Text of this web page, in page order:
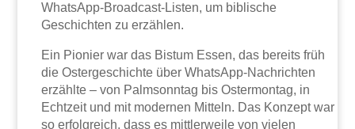
WhatsApp-Broadcast-Listen, um biblische
Geschichten zu erzählen.
Ein Pionier war das Bistum Essen, das bereits früh
die Ostergeschichte über WhatsApp-Nachrichten
erzählte – von Palmsonntag bis Ostermontag, in
Echtzeit und mit modernen Mitteln. Das Konzept war
so erfolgreich, dass es mittlerweile von vielen